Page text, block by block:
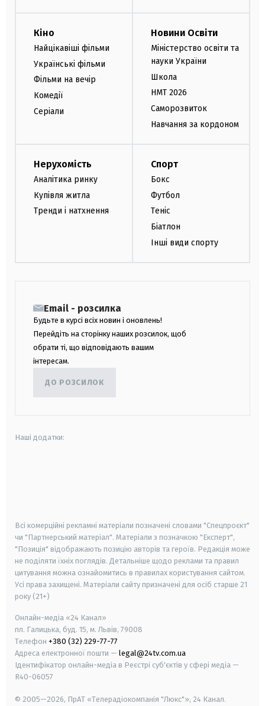
Кіно
Найцікавіші фільми
Українські фільми
Фільми на вечір
Комедії
Серіали
Новини Освіти
Міністерство освіти та
науки України
Школа
НМТ 2026
Саморозвиток
Навчання за кордоном
Нерухомість
Аналітика ринку
Купівля житла
Тренди і натхнення
Спорт
Бокс
Футбол
Теніс
Біатлон
Інші види спорту
Email - розсилка
Будьте в курсі всіх новин і оновлень!
Перейдіть на сторінку наших розсилок, щоб
обрати ті, що відповідають вашим
інтересам.
ДО РОЗСИЛОК
Наші додатки:
Всі комерційні рекламні матеріали позначені словами "Спецпроєкт"
чи "Партнерський матеріал". Матеріали з позначкою "Експерт",
"Позиція" відображають позицію авторів та героїв. Редакція може
не поділяти їхніх поглядів. Детальніше щодо реклами та правил
цитування можна ознайомитись в правилах користування сайтом.
Усі права захищені. Матеріали сайту призначені для осіб старше 21
року (21+)
Онлайн-медіа «24 Канал»
пл. Галицька, буд. 15, м. Львів, 79008
Телефон +380 (32) 229-77-77
Адреса електронної пошти — legal@24tv.com.ua
Ідентифікатор онлайн-медіа в Реєстрі суб'єктів у сфері медіа —
R40-06057
© 2005—2026, ПрАТ «Телерадіокомпанія "Люкс"», 24 Канал.